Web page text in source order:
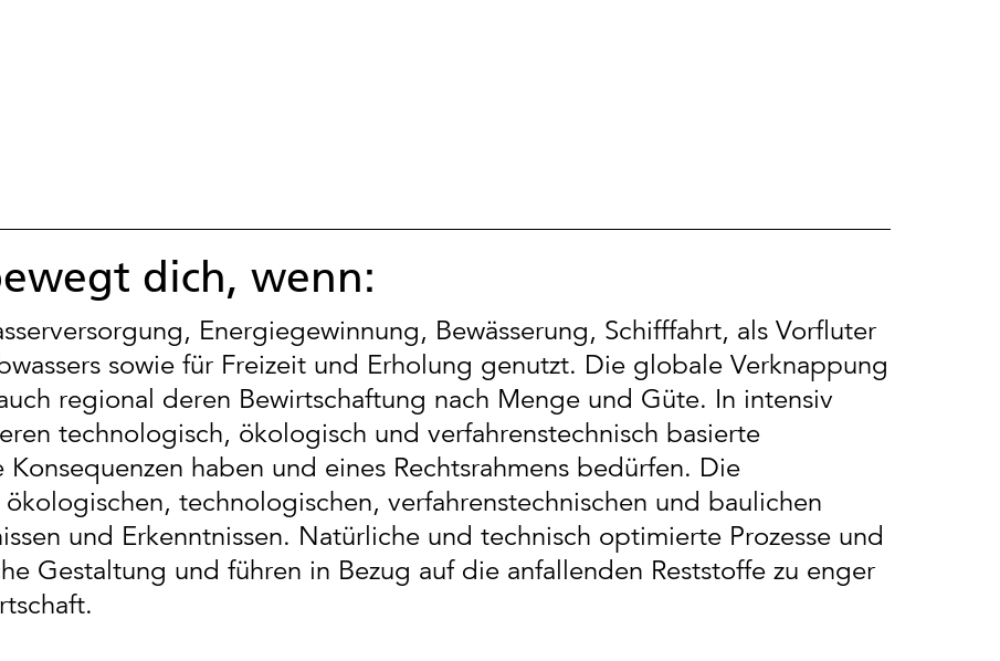
dich, wenn:
Energiegewinnung, Bewässerung, Schifffahrt, als Vorfluter
sowie für Freizeit und Erholung genutzt. Die globale Verknappung
regional deren Bewirtschaftung nach Menge und Güte. In intensiv
technologisch, ökologisch und verfahrenstechnisch basierte
haben und eines Rechtsrahmens bedürfen. Die
technologischen, verfahrenstechnischen und baulichen
und Erkenntnissen. Natürliche und technisch optimierte Prozesse und
Gestaltung und führen in Bezug auf die anfallenden Reststoffe zu enger